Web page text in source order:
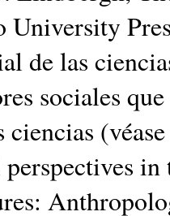
University
de las
sociales
ciencias